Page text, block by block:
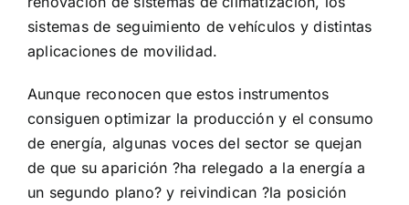
sistemas de seguimiento de vehículos y distintas
aplicaciones de movilidad.
Aunque reconocen que estos instrumentos
consiguen optimizar la producción y el consumo
de energía, algunas voces del sector se quejan
de que su aparición ?ha relegado a la energía a
un segundo plano? y reivindican ?la posición